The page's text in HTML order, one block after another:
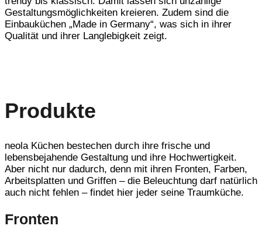
Gestaltungsmöglichkeiten kreieren. Zudem sind die
Einbauküchen „Made in Germany“, was sich in ihrer
Qualität und ihrer Langlebigkeit zeigt.
Produkte
neola Küchen bestechen durch ihre frische und
lebensbejahende Gestaltung und ihre Hochwertigkeit.
Aber nicht nur dadurch, denn mit ihren Fronten, Farben,
Arbeitsplatten und Griffen – die Beleuchtung darf natürlich
auch nicht fehlen – findet hier jeder seine Traumküche.
Fronten